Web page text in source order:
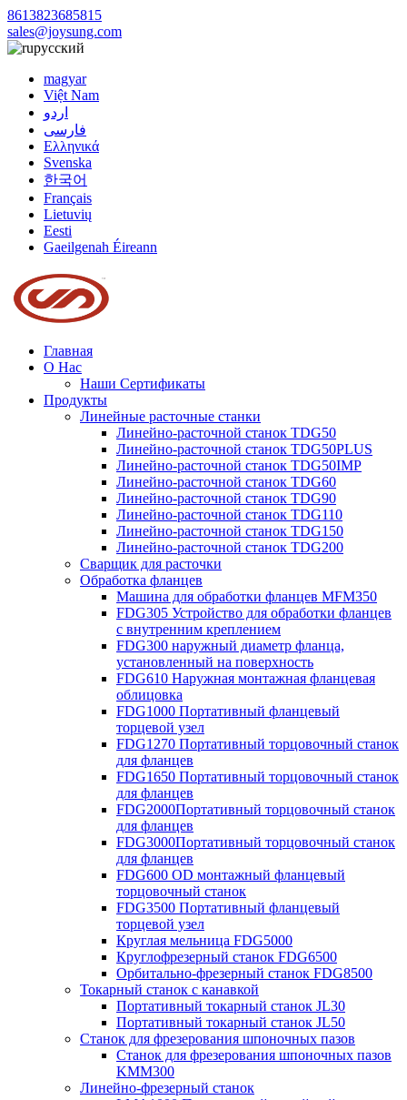
8613823685815
sales@joysung.com
русский
magyar
Việt Nam
اردو
فارسی
Ελληνικά
Svenska
한국어
Français
Lietuvių
Eesti
Gaeilgenah Éireann
Главная
О Нас
Наши Сертификаты
Продукты
Линейные расточные станки
Линейно-расточной станок TDG50
Линейно-расточной станок TDG50PLUS
Линейно-расточной станок TDG50IMP
Линейно-расточной станок TDG60
Линейно-расточной станок TDG90
Линейно-расточной станок TDG110
Линейно-расточной станок TDG150
Линейно-расточной станок TDG200
Сварщик для расточки
Обработка фланцев
Машина для обработки фланцев MFM350
FDG305 Устройство для обработки фланцев
с внутренним креплением
FDG300 наружный диаметр фланца,
установленный на поверхность
FDG610 Наружная монтажная фланцевая
облицовка
FDG1000 Портативный фланцевый
торцевой узел
FDG1270 Портативный торцовочный станок
для фланцев
FDG1650 Портативный торцовочный станок
для фланцев
FDG2000Портативный торцовочный станок
для фланцев
FDG3000Портативный торцовочный станок
для фланцев
FDG600 OD монтажный фланцевый
торцовочный станок
FDG3500 Портативный фланцевый
торцевой узел
Круглая мельница FDG5000
Круглофрезерный станок FDG6500
Орбитально-фрезерный станок FDG8500
Токарный станок с канавкой
Портативный токарный станок JL30
Портативный токарный станок JL50
Станок для фрезерования шпоночных пазов
Станок для фрезерования шпоночных пазов
KMM300
Линейно-фрезерный станок